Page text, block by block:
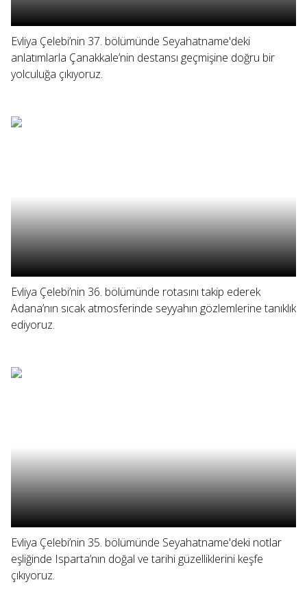
Evliya Çelebi’nin 37. bölümünde Seyahatname'deki
anlatımlarla Çanakkale’nin destansı geçmişine doğru bir
yolculuğa çıkıyoruz.
Evliya Çelebi’nin 36. bölümünde rotasını takip ederek
Adana’nın sıcak atmosferinde seyyahın gözlemlerine tanıklık
ediyoruz.
Evliya Çelebi’nin 35. bölümünde Seyahatname'deki notlar
eşliğinde Isparta’nın doğal ve tarihi güzelliklerini keşfe
çıkıyoruz.